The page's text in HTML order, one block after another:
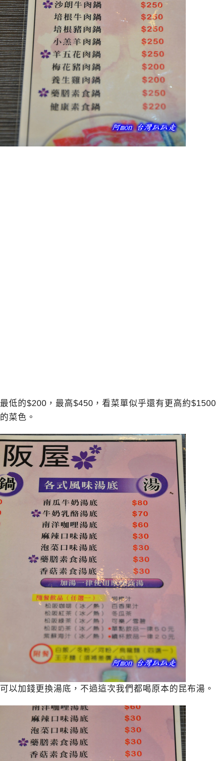
最低的$200，最高$450，看菜單似乎還有更高約$1500
的菜色。
可以加錢更換湯底，不過這次我們都喝原本的昆布湯。